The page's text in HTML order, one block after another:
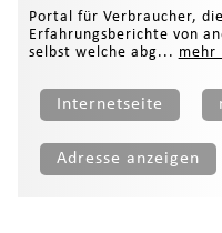
Portal für Verbraucher,
Erfahrungsberichte von
selbst welche abg... mehr
Internetseite
Adresse anzeigen